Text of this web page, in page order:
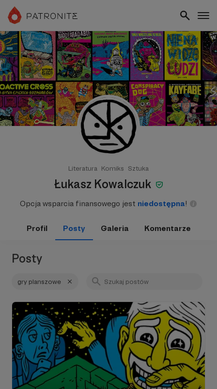
Literatura Komiks Sztuka
Łukasz Kowalczuk
Opcja wsparcia finansowego jest niedostępna!
Profil Posty Galeria Komentarze
Posty
gry planszowe